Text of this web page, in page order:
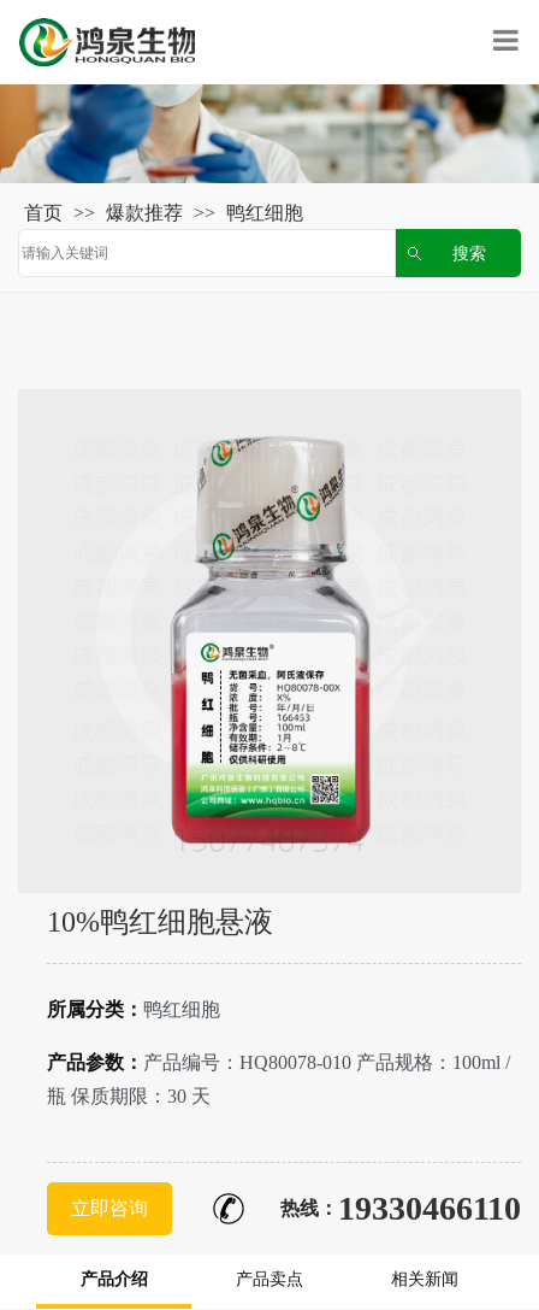
首页 >> 爆款推荐 >> 鸭红细胞
10%鸭红细胞悬液
所属分类： 鸭红细胞
产品参数： 产品编号：HQ80078-010 产品规格：100ml /
瓶 保质期限：30 天
立即咨询 热线： 19330466110
产品介绍 产品卖点 相关新闻